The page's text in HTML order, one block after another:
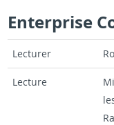
Enterprise
Lec­turer
Lec­ture